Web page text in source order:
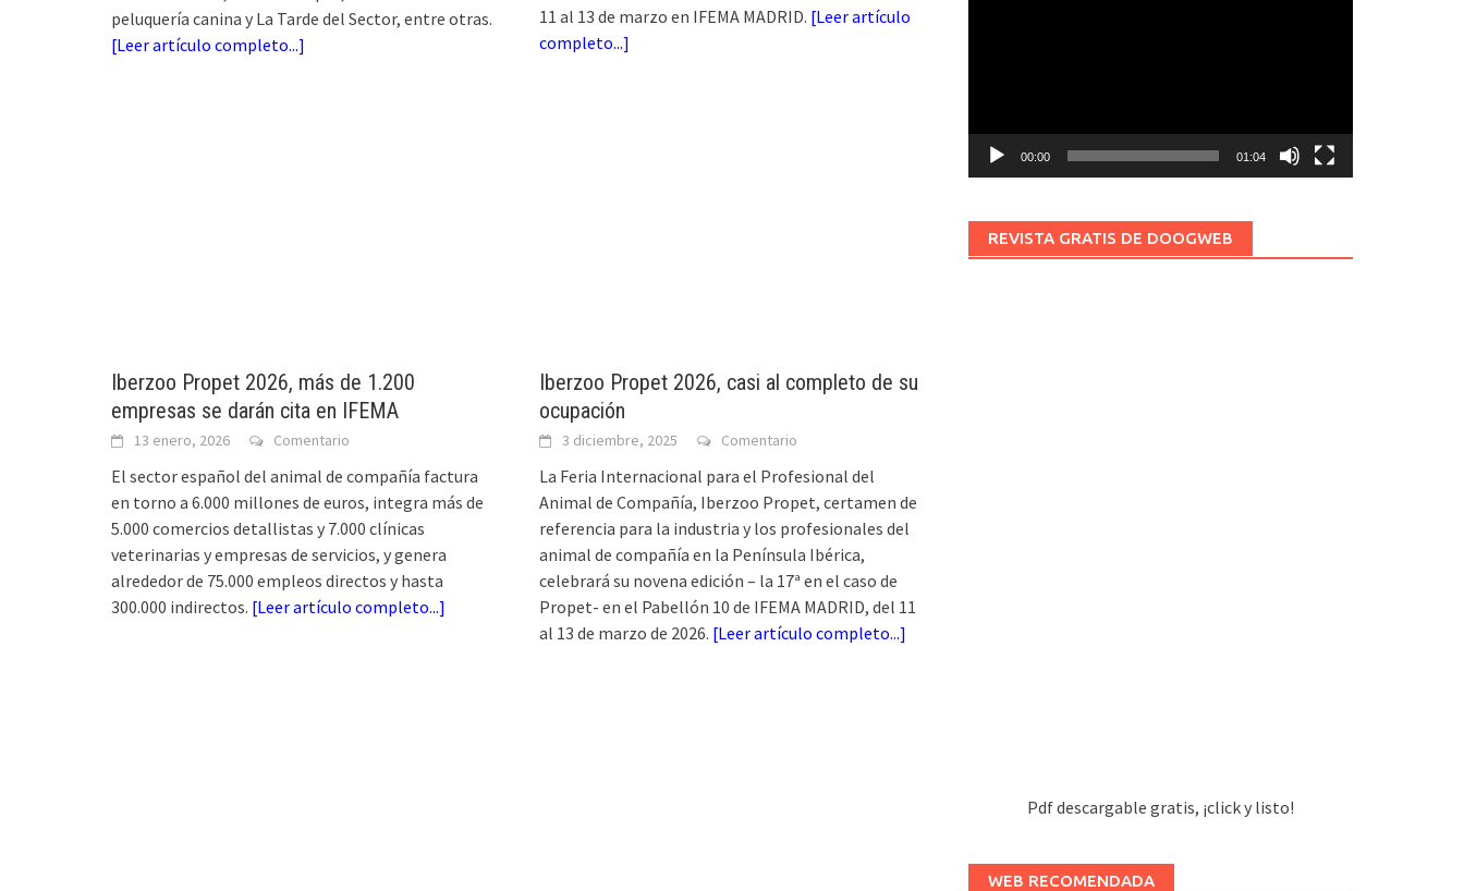
peluquería canina y La Tarde del Sector, entre otras.
[Leer artículo completo...]
11 al 13 de marzo en IFEMA MADRID. [Leer artículo
completo...]
Iberzoo Propet 2026, más de 1.200
empresas se darán cita en IFEMA
13 enero, 2026 Comentario
El sector español del animal de compañía factura
en torno a 6.000 millones de euros, integra más de
5.000 comercios detallistas y 7.000 clínicas
veterinarias y empresas de servicios, y genera
alrededor de 75.000 empleos directos y hasta
300.000 indirectos. [Leer artículo completo...]
Iberzoo Propet 2026, casi al completo de su
ocupación
3 diciembre, 2025 Comentario
La Feria Internacional para el Profesional del
Animal de Compañía, Iberzoo Propet, certamen de
referencia para la industria y los profesionales del
animal de compañía en la Península Ibérica,
celebrará su novena edición – la 17ª en el caso de
Propet- en el Pabellón 10 de IFEMA MADRID, del 11
al 13 de marzo de 2026. [Leer artículo completo...]
00:00 01:04
REVISTA GRATIS DE DOOGWEB
Pdf descargable gratis, ¡click y listo!
WEB RECOMENDADA